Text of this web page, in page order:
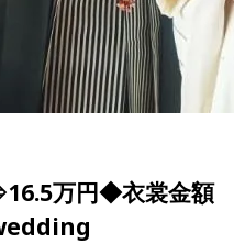
万円◆衣裳金額